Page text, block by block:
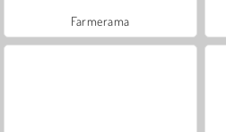
Farmerama